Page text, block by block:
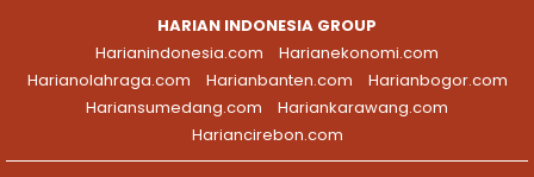
HARIAN INDONESIA GROUP
Harianindonesia.com
Harianekonomi.com
Harianolahraga.com
Harianbanten.com
Harianbogor.com
Hariansumedang.com
Hariankarawang.com
Hariancirebon.com